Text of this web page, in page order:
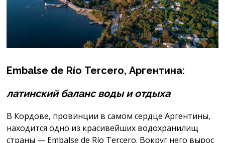
Embalse de Río Tercero,Аргентина:
латинский баланс воды и отдыха
В Кордове, провинции в самом сердце Аргентины,
находится одно из красивейших водохранилищ
страны — Embalse de Río Tercero. Вокруг него вырос